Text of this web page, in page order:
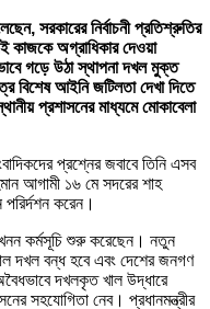
সরকারের নির্বাচনী প্রতিশ্রুতির
কাজকে অগ্রাধিকার দেওয়া
গড়ে উঠা স্থাপনা দখল মুক্ত
বিশেষ আইনি জটিলতা দেখা দিতে
প্রশাসনের মাধ্যমে মোকাবেলা
প্রশ্নের জবাবে তিনি এসব
আগামী ১৬ মে সদরের শাহ
করেন।
কর্মসূচি শুরু করেছেন। নতুন
দখল বন্ধ হবে এবং দেশের জনগণ
দখলকৃত খাল উদ্ধারে
সহযোগিতা নেব। প্রধানমন্ত্রীর